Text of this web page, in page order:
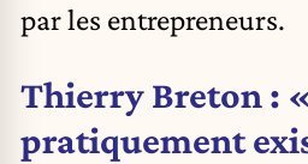
par les entrepreneurs.
Thierry Breton :
pratiquement